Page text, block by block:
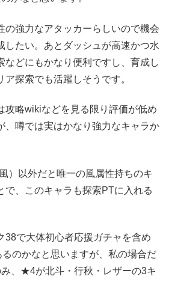
の強力なアタッカーらしいので機会
したい。あとダッシュが高速かつ水
などにもかなり便利ですし、育成し
探索でも活躍しそうです。
攻略wikiなどを見る限り評価が低め
、噂では実はかなり強力なキャラか
）以外だと唯一の風属性持ちのキ
で、このキャラも探索PTに入れる
38で大体初心者応援ガチャを含め
のかなと思いますが、私の場合だ
、★4が北斗・行秋・レザーの3キ